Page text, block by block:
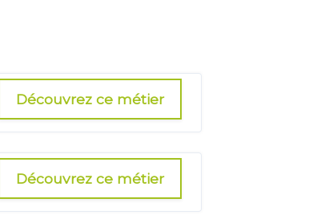
Découvrez ce métier
Découvrez ce métier